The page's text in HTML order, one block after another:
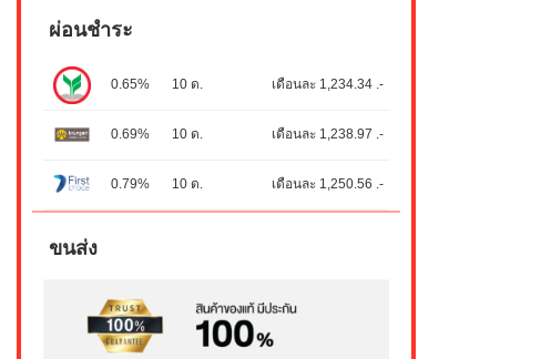
ผ่อนชำระ
0.65% 10 ด. เดือนละ 1,234.34 .-
0.69% 10 ด. เดือนละ 1,238.97 .-
0.79% 10 ด. เดือนละ 1,250.56 .-
ขนส่ง